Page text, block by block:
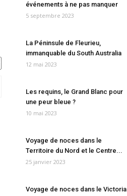
événements à ne pas manquer
5 septembre 2023
La Péninsule de Fleurieu,
immanquable du South Australia
12 mai 2023
Les requins, le Grand Blanc pour
une peur bleue ?
10 mai 2023
Voyage de noces dans le
Territoire du Nord et le Centre...
25 janvier 2023
Voyage de noces dans le Victoria